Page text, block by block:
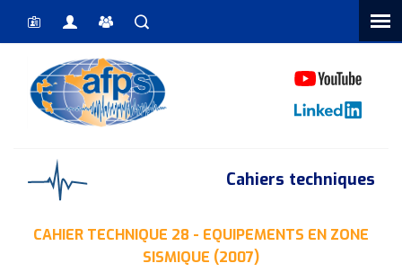
Vous êtes ici Cahiers techniques
CAHIER TECHNIQUE 28 - EQUIPEMENTS EN ZONE
SISMIQUE (2007)